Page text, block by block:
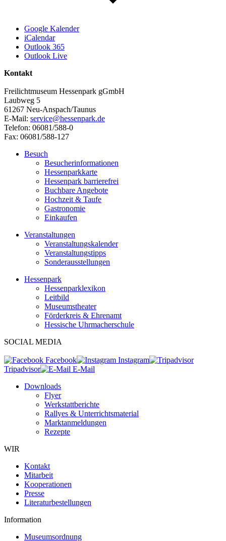
Google Kalender
iCalendar
Outlook 365
Outlook Live
Kontakt
Freilichtmuseum Hessenpark gGmbH
Laubweg 5
61267 Neu-Anspach/Taunus
E-Mail: service@hessenpark.de
Telefon: 06081/588-0
Fax: 06081/588-127
Besuch
Besucherinformationen
Hessenparkkarte
Hessenpark barrierefrei
Buchbare Angebote
Hochzeit & Taufe
Gastronomie
Einkaufen
Veranstaltungen
Veranstaltungskalender
Veranstaltungstipps
Sonderausstellungen
Hessenpark
Hessenparklexikon
Leitbild
Museumstheater
Förderkreis & Ehrenamt
Hessische Uhrmacherschule
SOCIAL MEDIA
Facebook
Instagram
Tripadvisor
E-Mail
Downloads
Flyer
Werkstattberichte
Rallyes & Unterrichtsmaterial
Marktanmeldungen
Rezepte
WIR
Kontakt
Mitarbeit
Kooperationen
Presse
Literaturbestellungen
Information
Museumsordnung